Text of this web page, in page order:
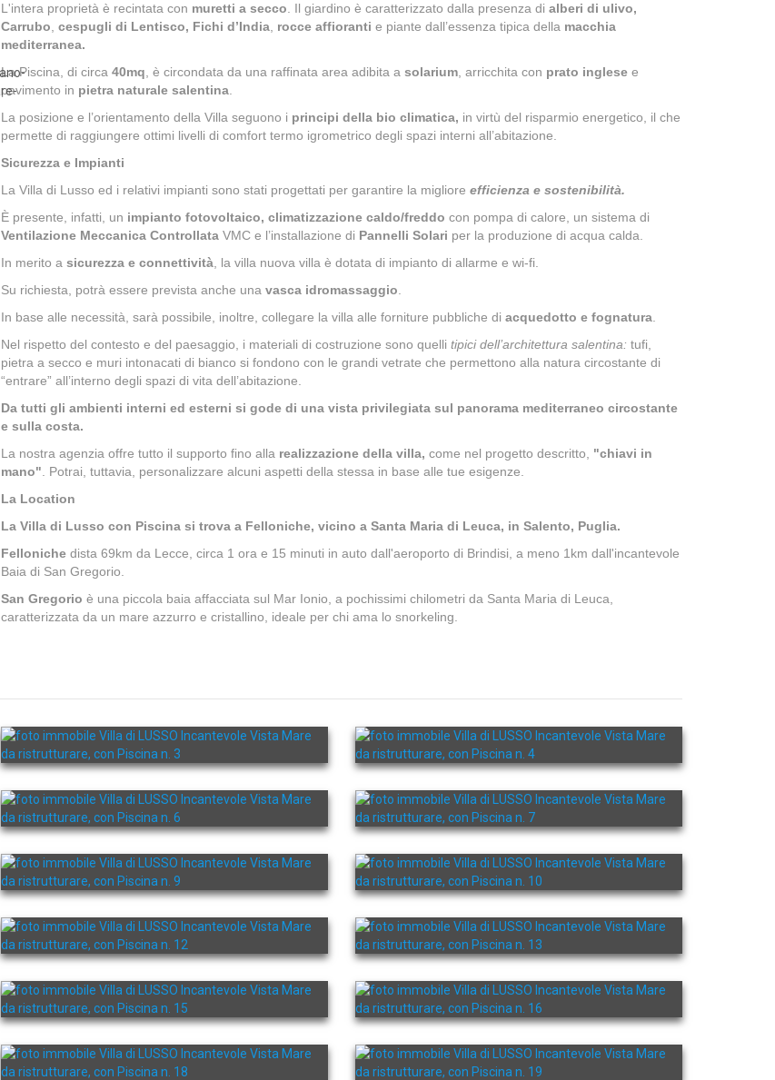
L'intera proprietà è recintata con muretti a secco . Il giardino è caratterizzato dalla presenza di alberi di ulivo,
Carrubo cespugli di Lentisco, Fichi d’India rocce affioranti e piante dall’essenza tipica della macchia
mediterranea.
La Piscina, di circa 40mq , è circondata da una raffinata area adibita a solarium , arricchita con prato inglese e
pavimento in pietra naturale salentina
La posizione e l’orientamento della Villa seguono i principi della bio climatica, in virtù del risparmio energetico, il che
permette di raggiungere ottimi livelli di comfort termo igrometrico degli spazi interni all’abitazione.
Sicurezza e Impianti
La Villa di Lusso ed i relativi impianti sono stati progettati per garantire la migliore efficienza e sostenibilità.
È presente, infatti, un impianto fotovoltaico, climatizzazione caldo/freddo con pompa di calore, un sistema di
Ventilazione Meccanica Controllata VMC e l’installazione di Pannelli Solari per la produzione di acqua calda.
In merito a sicurezza e connettività , la villa nuova villa è dotata di impianto di allarme e wi-fi.
Su richiesta, potrà essere prevista anche una vasca idromassaggio
In base alle necessità, sarà possibile, inoltre, collegare la villa alle forniture pubbliche di acquedotto e fognatura
Nel rispetto del contesto e del paesaggio, i materiali di costruzione sono quelli tipici dell’architettura salentina: tufi,
pietra a secco e muri intonacati di bianco si fondono con le grandi vetrate che permettono alla natura circostante di
“entrare” all’interno degli spazi di vita dell’abitazione.
Da tutti gli ambienti interni ed esterni si gode di una vista privilegiata sul panorama mediterraneo circostante
e sulla costa.
La nostra agenzia offre tutto il supporto fino alla realizzazione della villa, come nel progetto descritto, "chiavi in
mano" . Potrai, tuttavia, personalizzare alcuni aspetti della stessa in base alle tue esigenze.
La Location
La Villa di Lusso con Piscina si trova a Felloniche, vicino a Santa Maria di Leuca, in Salento, Puglia.
Felloniche dista 69km da Lecce, circa 1 ora e 15 minuti in auto dall'aeroporto di Brindisi, a meno 1km dall'incantevole
Baia di San Gregorio.
San Gregorio è una piccola baia affacciata sul Mar Ionio, a pochissimi chilometri da Santa Maria di Leuca,
caratterizzata da un mare azzurro e cristallino, ideale per chi ama lo snorkeling.